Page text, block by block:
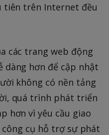
tiên trên Internet đều
các trang web động
dàng hơn để cập nhật
không có nền tảng
quá trình phát triển
hơn vì yêu cầu giao
công cụ hỗ trợ sự phát